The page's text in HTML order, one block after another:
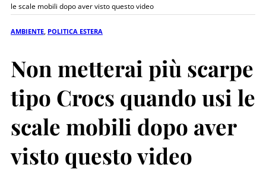
le scale mobili dopo aver visto questo video
AMBIENTE POLITICA ESTERA
Non metterai più scarpe
tipo Crocs quando usi le
scale mobili dopo aver
visto questo video